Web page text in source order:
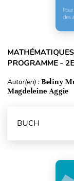
PROGRAMME -
Autor(en) : Beliny
Magdeleine Aggie
BUCH